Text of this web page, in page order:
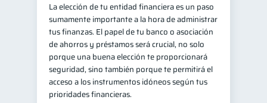
La elección de tu entidad financiera es un paso
sumamente importante a la hora de administrar
tus finanzas. El papel de tu banco o asociación
de ahorros y préstamos será crucial, no solo
porque una buena elección te proporcionará
seguridad, sino también porque te permitirá el
acceso a los instrumentos idóneos según tus
prioridades financieras.